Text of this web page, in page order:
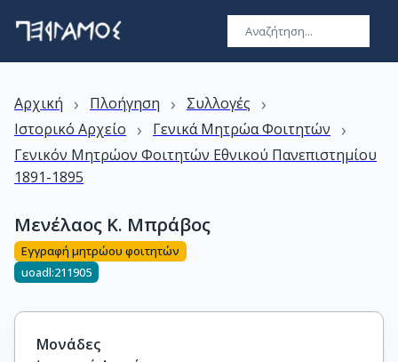
Αρχική › Πλοήγηση › Συλλογές ›
Ιστορικό Αρχείο › Γενικά Μητρώα Φοιτητών ›
Γενικόν Μητρώον Φοιτητών Εθνικού Πανεπιστημίου
1891-1895
Μενέλαος Κ. Μπράβος
Εγγραφή μητρώου φοιτητών
uoadl:211905
Μονάδες